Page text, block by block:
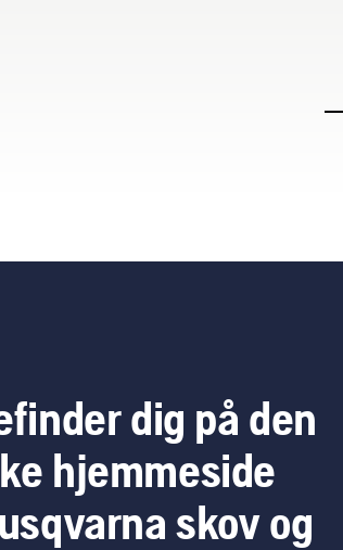
dig på den
hjemmeside
skov og